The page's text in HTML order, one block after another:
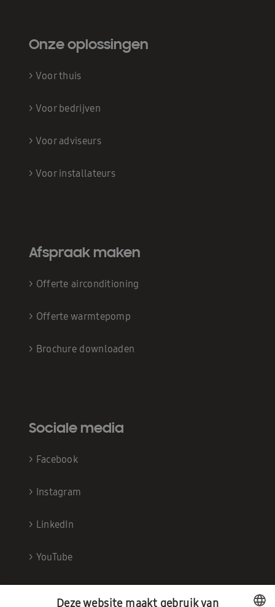
Onze oplossingen
> Voor thuis
> Voor bedrijven
> Voor adviseurs
> Voor installateurs
Afspraak maken
> Offerte airconditioning
> Offerte warmtepomp
> Brochure downloaden
Sociale media
> Facebook
> Instagram
> LinkedIn
> YouTube
Deze website maakt gebruik van